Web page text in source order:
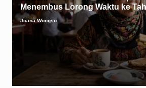
Menembus Lorong Waktu ke
Posted
Joana Wongso